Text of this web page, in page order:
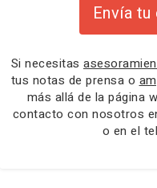
Envía
Si necesitas
tus notas de prensa o
más allá de la página
contacto con nosotros
o en el